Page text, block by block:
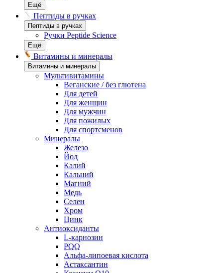
Ещё
Пептиды в ручках
Пептиды в ручках
Ручки Peptide Science
Ещё
Витамины и минералы
Витамины и минералы
Мультивитамины
Веганские / без глютена
Для детей
Для женщин
Для мужчин
Для пожилых
Для спортсменов
Минералы
Железо
Йод
Калий
Кальций
Магний
Медь
Селен
Хром
Цинк
Антиоксиданты
L-карнозин
PQQ
Альфа-липоевая кислота
Астаксантин